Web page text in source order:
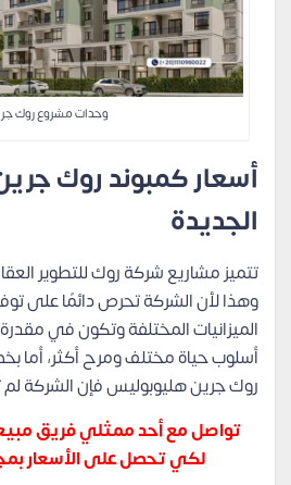
وحدات مشروع روك
أسعار كمبوند روك
الجديدة
تتميز مشاريع شركة روك للتطوير
وهذا لأن الشركة تحرص دائمًا على
الميزانيات المختلفة وتكون في
أسلوب حياة مختلف ومرح أكثر، أما
روك جرين هليوبوليس فإن الشركة لم
تواصل مع أحد ممثلي فريق
لكي تحصل على الأسعار